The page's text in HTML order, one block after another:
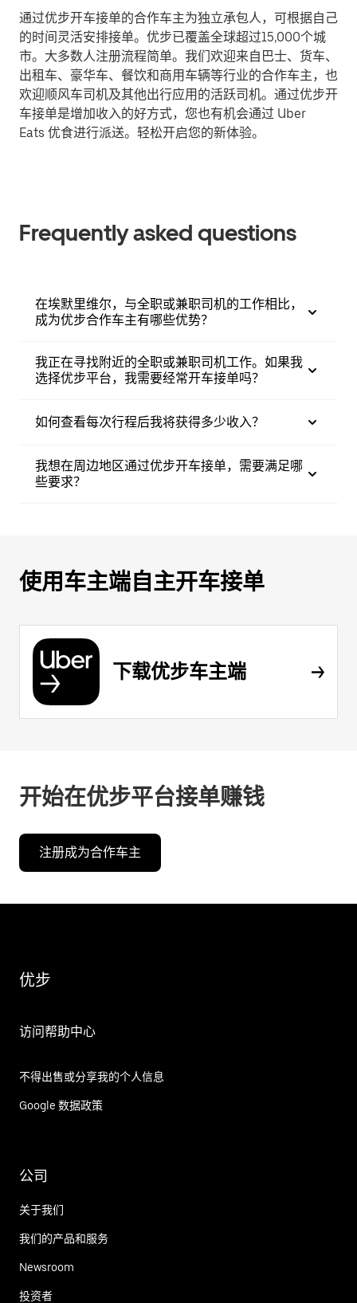
通过优步开车接单的合作车主为独立承包人，可根据自己
的时间灵活安排接单。优步已覆盖全球超过15,000个城
市。大多数人注册流程简单。我们欢迎来自巴士、货车、
出租车、豪华车、餐饮和商用车辆等行业的合作车主，也
欢迎顺风车司机及其他出行应用的活跃司机。通过优步开
车接单是增加收入的好方式，您也有机会通过 Uber
Eats 优食进行派送。轻松开启您的新体验。
Frequently asked questions
在埃默里维尔，与全职或兼职司机的工作相比，
成为优步合作车主有哪些优势？
我正在寻找附近的全职或兼职司机工作。如果我
选择优步平台，我需要经常开车接单吗？
如何查看每次行程后我将获得多少收入？
我想在周边地区通过优步开车接单，需要满足哪
些要求？
使用车主端自主开车接单
下载优步车主端
开始在优步平台接单赚钱
注册成为合作车主
优步
访问帮助中心
不得出售或分享我的个人信息
Google 数据政策
公司
关于我们
我们的产品和服务
Newsroom
投资者